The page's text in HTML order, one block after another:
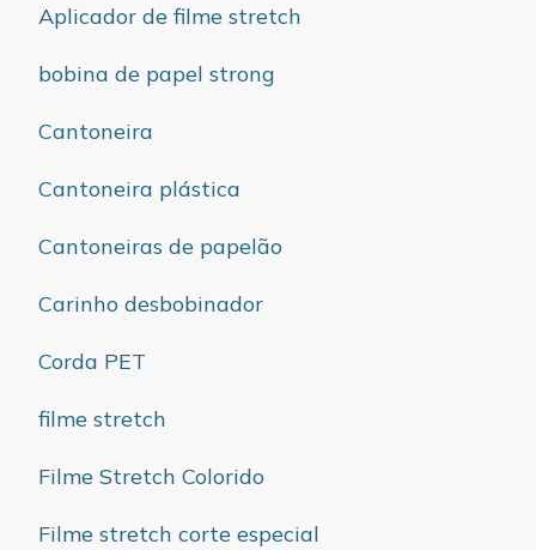
Aplicador de filme stretch
bobina de papel strong
Cantoneira
Cantoneira plástica
Cantoneiras de papelão
Carinho desbobinador
Corda PET
filme stretch
Filme Stretch Colorido
Filme stretch corte especial